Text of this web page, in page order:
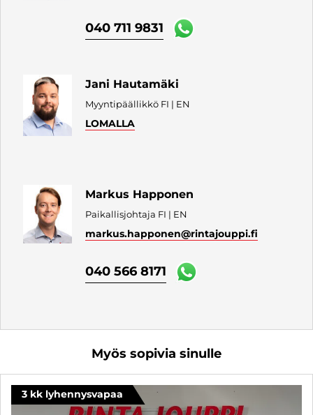
040 711 9831
Jani Hautamäki
Myyntipäällikkö FI | EN
LOMALLA
Markus Happonen
Paikallisjohtaja FI | EN
markus.happonen@rintajouppi.fi
040 566 8171
Myös sopivia sinulle
3 kk lyhennysvapaa